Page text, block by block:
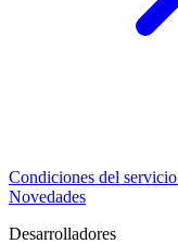
Condiciones del servicio
Novedades
Desarrolladores